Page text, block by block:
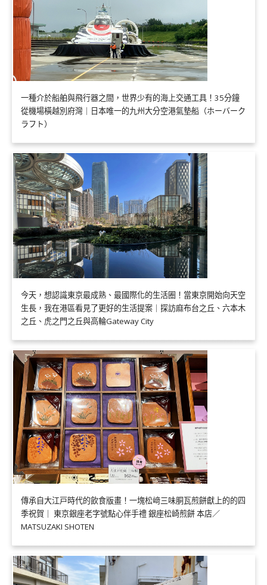
一種介於船舶與飛行器之間，世界少有的海上交通工具！35分鐘
從機場橫越別府灣｜日本唯一的九州大分空港氣墊船（ホーバーク
ラフト）
今天，想認識東京最成熟、最國際化的生活圈！當東京開始向天空
生長，我在港區看見了更好的生活提案｜探訪麻布台之丘、六本木
之丘、虎之門之丘與高輪Gateway City
傳承自大江戸時代的飲食版畫！一塊松﨑三味胴瓦煎餅獻上的的四
季祝賀｜ 東京銀座老字號點心伴手禮 銀座松崎煎餅 本店／
MATSUZAKI SHOTEN